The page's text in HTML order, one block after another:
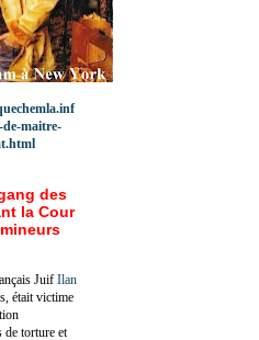
de-maitre-
des
la Cour
Juif Ilan
était victime
de torture et